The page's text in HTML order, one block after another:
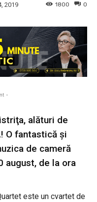
2019 0
1800
-
alături de
O fantastică şi
de cameră
august, de la ora
este un cvartet de